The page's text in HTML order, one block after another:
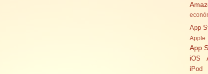
App
Apple
App
iOS
iPod